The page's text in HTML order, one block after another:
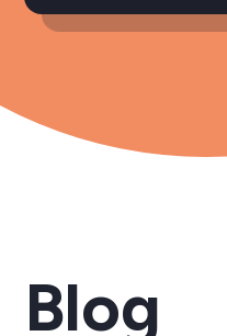
Blog